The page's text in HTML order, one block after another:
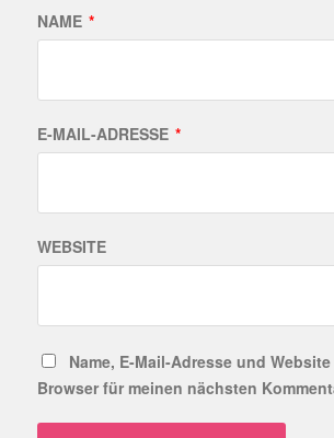
NAME *
E-MAIL-ADRESSE *
WEBSITE
Name, E-Mail-Adresse und
Browser für meinen nächsten